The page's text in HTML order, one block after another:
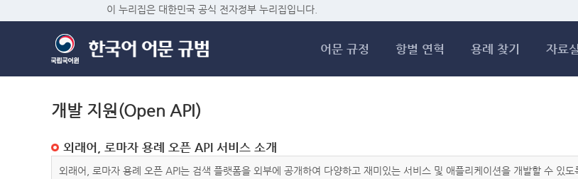
이 누리집은 대한민국 공식 전자정부 누리집입니다.
어문 규정 항별 연혁 용례 찾기 자료실
개발 지원(Open API)
외래어, 로마자 용례 오픈 API 서비스 소개
외래어, 로마자 용례 오픈 API는 검색 플랫폼을 외부에 공개하여 다양하고 재미있는 서비스 및 애플리케이션을 개발할 수 있